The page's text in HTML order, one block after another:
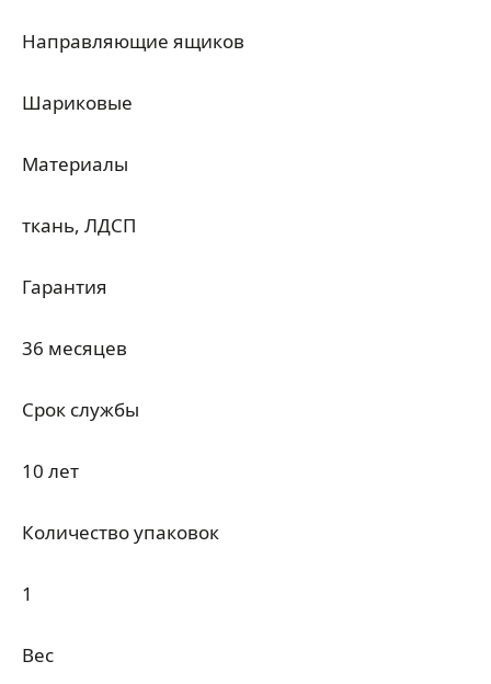
Направляющие ящиков
Шариковые
Материалы
ткань, ЛДСП
Гарантия
36 месяцев
Срок службы
10 лет
Количество упаковок
1
Вес